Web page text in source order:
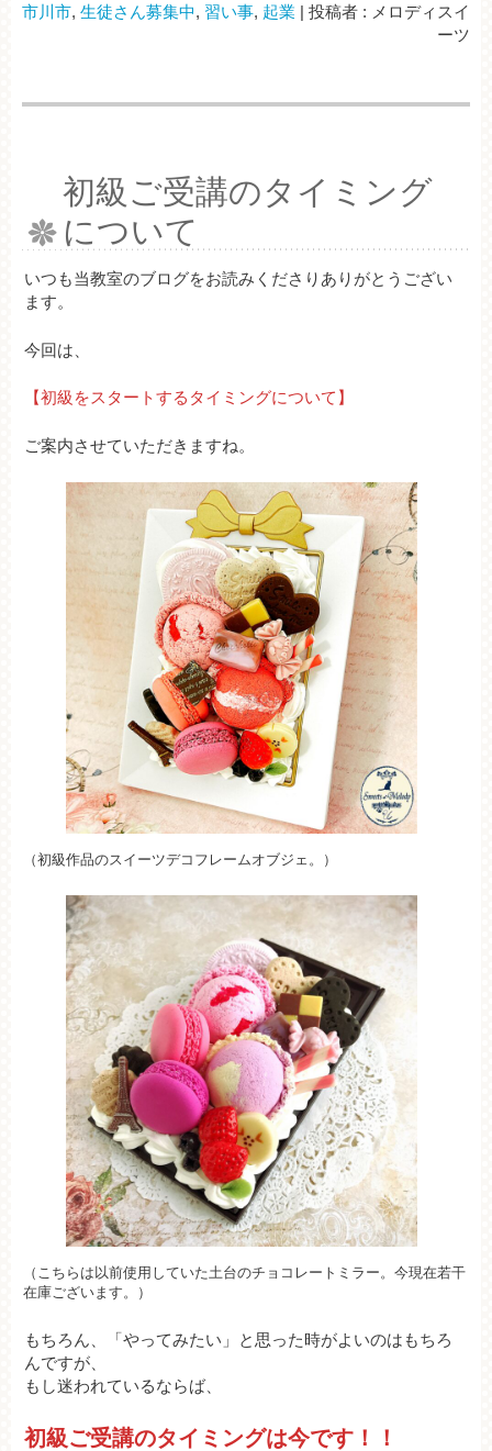
市川市, 生徒さん募集中, 習い事, 起業
投稿者 : メロディスイ
ーツ
初級ご受講のタイミング
について
いつも当教室のブログをお読みくださりありがとうござい
ます。
今回は、
【初級をスタートするタイミングについて】
ご案内させていただきますね。
（初級作品のスイーツデコフレームオブジェ。）
（こちらは以前使用していた土台のチョコレートミラー。今現在若干
在庫ございます。）
もちろん、「やってみたい」と思った時がよいのはもちろ
んですが、
もし迷われているならば、
初級ご受講のタイミングは今です！！